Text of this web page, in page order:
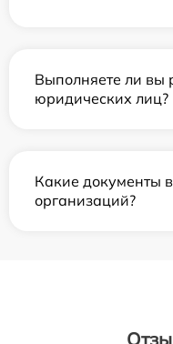
Выполняете ли вы
юридических лиц?
Какие документы
организаций?